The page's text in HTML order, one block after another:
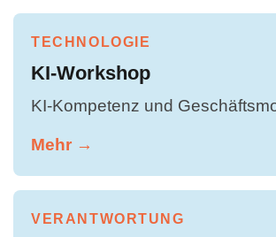
TECHNOLOGIE
KI-Workshop
KI-Kompetenz und
Mehr →
VERANTWORTUNG